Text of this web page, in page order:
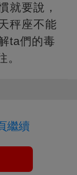
就要說，
秤座不能
ta們的毒
繼續